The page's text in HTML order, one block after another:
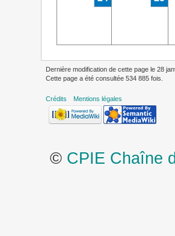
Dernière modification de cette page le 28
Cette page a été consultée 534 885 fois.
Crédits Mentions légales
© CPIE Chaîne